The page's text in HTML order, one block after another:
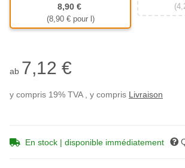
Bouteille en plastique de 1000 ml
8,90 €
(8,90 € pour l)
ab 7,12 €
y compris 19% TVA , y compris Livraison
En stock | disponible immédiatement